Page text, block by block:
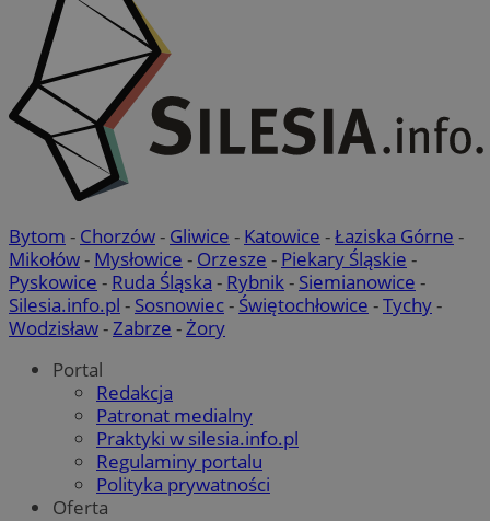
Bytom - Chorzów- Gliwice - Katowice -Łaziska Górne -
Mikołów- Mysłowice - Orzesze - Piekary Śląskie -
Pyskowice - Ruda Śląska - Rybnik- Siemianowice -
Silesia.info.pl - Sosnowiec- Świętochłowice -Tychy-
Wodzisław-Zabrze -Żory
Portal
Redakcja
Patronat medialny
Praktyki w silesia.info.pl
Regulaminy portalu
Polityka prywatności
Oferta